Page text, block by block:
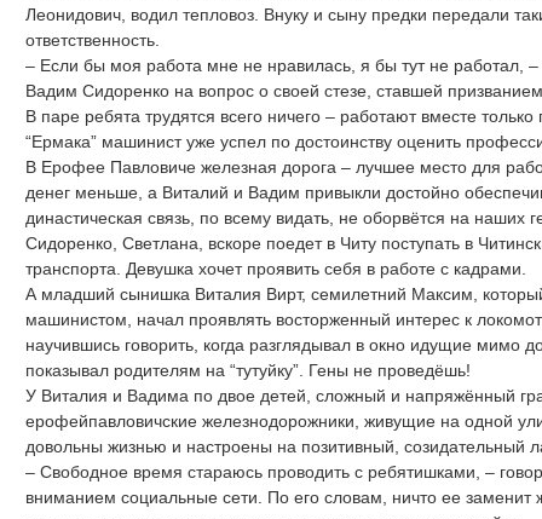
Леонидович, водил тепловоз. Внуку и сыну предки передали
ответственность.
– Если бы моя работа мне не нравилась, я бы тут не работал, –
Вадим Сидоренко на вопрос о своей стезе, ставшей
В паре ребята трудятся всего ничего – работают вместе
“Ермака” машинист уже успел по достоинству оценить
В Ерофее Павловиче железная дорога – лучшее место для
денег меньше, а Виталий и Вадим привыкли достойно
династическая связь, по всему видать, не оборвётся на
Сидоренко, Светлана, вскоре поедет в Читу поступать в
транспорта. Девушка хочет проявить себя в работе с кадрами.
А младший сынишка Виталия Вирт, семилетний Максим, который
машинистом, начал проявлять восторженный интерес к
научившись говорить, когда разглядывал в окно идущие мимо
показывал родителям на “тутуйку”. Гены не проведёшь!
У Виталия и Вадима по двое детей, сложный и напряжённый
ерофейпавловичские железнодорожники, живущие на одной
довольны жизнью и настроены на позитивный, созидательный
– Свободное время стараюсь проводить с ребятишками, –
вниманием социальные сети. По его словам, ничто ее